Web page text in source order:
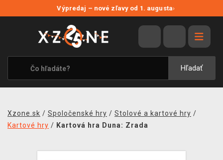
Výpredaj – nové zľavy od 1. augusta›
Hľadať
VÝPREDAJ
VIDEOHRY
XZONE ORIGINALS
TEMATIKY
MERCHANDISE
Xzone.sk / Spoločenské hry / Stolové a kartové hry /
Kartové hry / Kartová hra Duna: Zrada